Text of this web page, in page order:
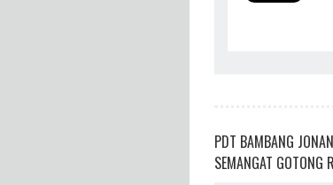
PDT BAMBANG
SEMANGAT GOTONG